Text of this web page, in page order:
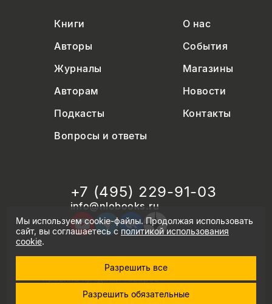
Книги
О нас
Авторы
События
Журналы
Магазины
Авторам
Новости
Подкасты
Контакты
Вопросы и ответы
+7 (495) 229-91-03
info@nlobooks.ru
© Новое литературное обозрение. 2026
правила продажи товаров
политика использования cookie
Мы используем cookie-файлы. Продолжая использовать
сайт, вы соглашаетесь сполитикой использования
cookie.
Разрешить все
Разрешить обязательные